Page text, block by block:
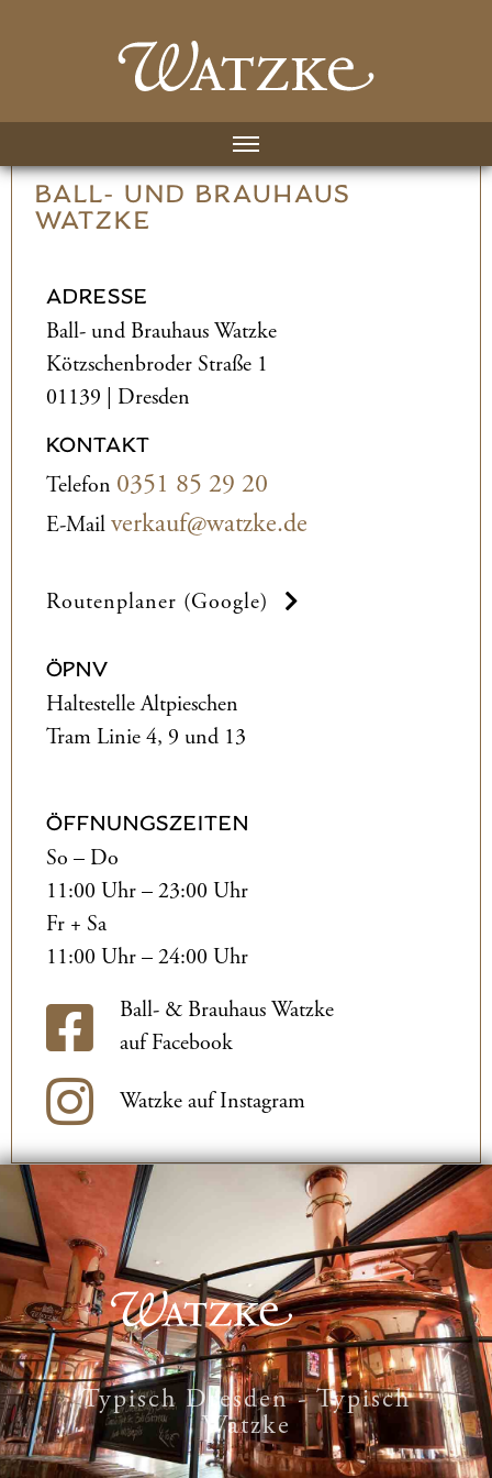
BALL- UND­ BRAUHAUS
WATZKE
ADRESSE
Ball- und­ Brauhaus Watzke
Kötzschenbroder Straße 1
01139 | Dresden
KONTAKT
Telefon 0351 85 29 20
E-Mailverkauf@watzke.de
Routenplaner (Google)
ÖPNV
Haltestelle Altpieschen
Tram Linie 4, 9 und 13
ÖFFNUNGSZEITEN
So – Do
11:00 Uhr – 23:00 Uhr
Fr + Sa
11:00 Uhr – 24:00 Uhr
Ball- & Brauhaus Watzke
auf Facebook
Watzke auf Instagram
Typisch Dresden - Typisch
Watzke